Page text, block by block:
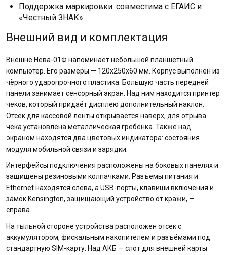
Поддержка маркировки: совместима с ЕГАИС и
«Честный ЗНАК»
Внешний вид и комплектация
Внешне Нева-01Ф напоминает небольшой планшетный
компьютер. Его размеры — 120х250х60 мм. Корпус выполнен из
чёрного ударопрочного пластика. Большую часть передней
панели занимает сенсорный экран. Над ним находится принтер
чеков, который придаёт дисплею дополнительный наклон.
Отсек для кассовой ленты открывается наверх, для отрыва
чека установлена металлическая гребёнка. Также над
экраном находятся два цветовых индикатора: состояния
модуля мобильной связи и зарядки.
Интерфейсы подключения расположены на боковых панелях и
защищены резиновыми колпачками. Разъемы питания и
Ethernet находятся слева, а USB-порты, клавиши включения и
замок Kensington, защищающий устройство от кражи, —
справа.
На тыльной стороне устройства расположен отсек с
аккумулятором, фискальным накопителем и разъёмами под
стандартную SIM-карту. Над АКБ — слот для внешней карты